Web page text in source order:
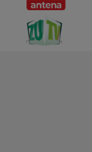
RECLAMĂ